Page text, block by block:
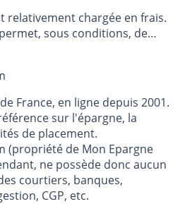
relativement chargée en frais.
sous conditions, de
France, en ligne depuis 2001.
sur l'épargne, la
de placement.
(propriété de Mon Epargne
ne possède donc aucun
courtiers, banques,
CGP, etc.